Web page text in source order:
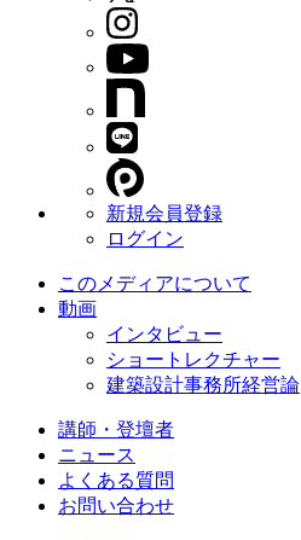
新規会員登録
ログイン
このメディアについて
動画
インタビュー
ショートレクチャー
建築設計事務所経営論
講師・登壇者
ニュース
よくある質問
お問い合わせ